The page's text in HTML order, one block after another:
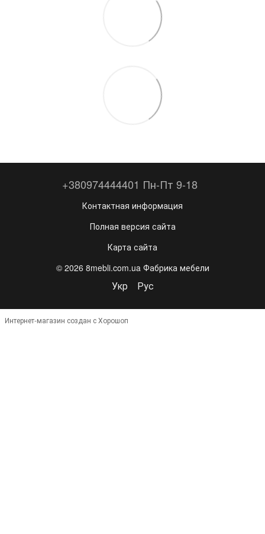
+380974444401 Пн-Пт 9-18
Контактная информация
Полная версия сайта
Карта сайта
© 2026 8mebli.com.ua Фабрика мебели
Укр Рус
Интернет-магазин создан с Хорошоп